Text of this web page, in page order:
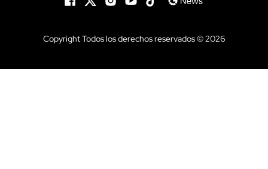
Copyright Todos los derechos reservados © 2026